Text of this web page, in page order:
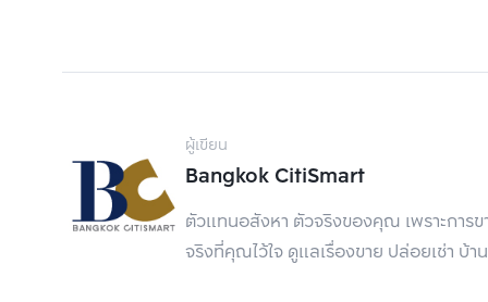
ใช้ทำงานผู้เขียน
Bangkok CitiSmart
ตัวแทนอสังหา ตัวจริงของคุณ เพราะการ
จริงที่คุณไว้ใจ ดูแลเรื่องขาย ปล่อยเช่า บ้